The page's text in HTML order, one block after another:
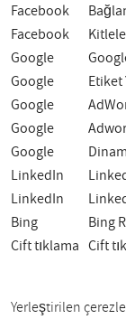
Facebook
Facebook
Google
Google
Etiket
Google
Google
Google
LinkedIn
LinkedIn
Bing
Bing
Çift tıklama Çift
Yerleştirilen